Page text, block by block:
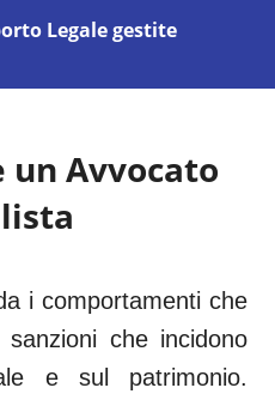
Legale gestite
un Avvocato
i comportamenti che
che incidono
e sul patrimonio.